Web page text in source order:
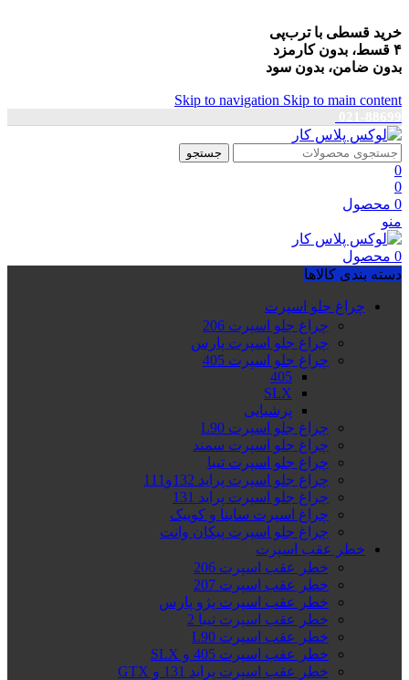
خرید قسطی با ترب‌پی
۴ قسط، بدون کارمزد
بدون ضامن، بدون سود
Skip to navigation Skip to main content
جستجو
0
0
0 محصول
منو
0 محصول
دسته بندی کالاها
چراغ جلو اسپرت
چراغ جلو اسپرت 206
چراغ جلو اسپرت پارس
چراغ جلو اسپرت 405
405
SLX
پرشیایی
چراغ جلو اسپرت L90
چراغ جلو اسپرت سمند
چراغ جلو اسپرت تیبا
چراغ جلو اسپرت پراید 132و111
چراغ جلو اسپرت پراید 131
چراغ اسپرت ساینا و کوییک
چراغ جلو اسپرت پیکان وانت
خطر عقب اسپرت
خطر عقب اسپرت 206
خطر عقب اسپرت 207
خطر عقب اسپرت پژو پارس
خطر عقب اسپرت تیبا 2
خطر عقب اسپرت L90
خطر عقب اسپرت 405 و SLX
خطر عقب اسپرت پراید 131 و GTX